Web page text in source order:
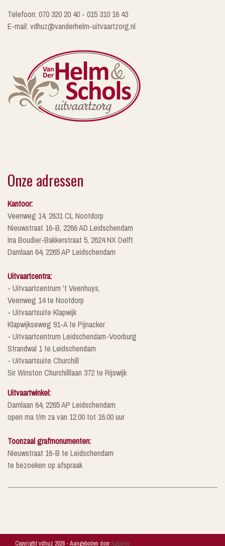
Telefoon: 070 320 20 40 - 015 310 16 43
E-mail: vdhuz@vanderhelm-uitvaartzorg.nl
Onze adressen
Kantoor:
Veenweg 14, 2631 CL Nootdorp
Nieuwstraat 16-B, 2266 AD Leidschendam
Ina Boudier-Bakkerstraat 5, 2624 NX Delft
Damlaan 64, 2265 AP Leidschendam
Uitvaartcentra:
- Uitvaartcentrum 't Veenhuys,
Veenweg 14 te Nootdorp
- Uitvaartsuite Klapwijk
Klapwijkseweg 91-A te Pijnacker
- Uitvaartcentrum Leidschendam-Voorburg
Strandwal 1 te Leidschendam
- Uitvaartsuite Churchill
Sir Winston Churchilllaan 372 te Rijswijk
Uitvaartwinkel:
Damlaan 64, 2265 AP Leidschendam
open ma t/m za van 12.00 tot 16.00 uur
Toonzaal grafmonumenten:
Nieuwstraat 16-B te Leidschendam
te bezoeken op afspraak
Copyright vdhuz 2026 - Aangeboden doorAggeloo